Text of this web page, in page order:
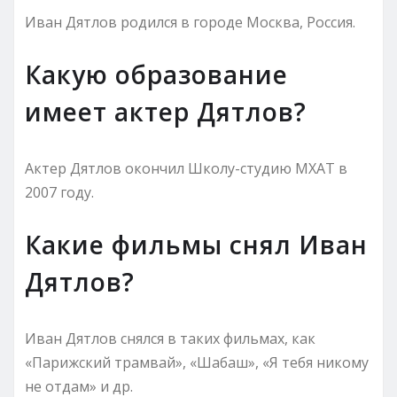
Иван Дятлов родился в городе Москва, Россия.
Какую образование
имеет актер Дятлов?
Актер Дятлов окончил Школу-студию МХАТ в
2007 году.
Какие фильмы снял Иван
Дятлов?
Иван Дятлов снялся в таких фильмах, как
«Парижский трамвай», «Шабаш», «Я тебя никому
не отдам» и др.